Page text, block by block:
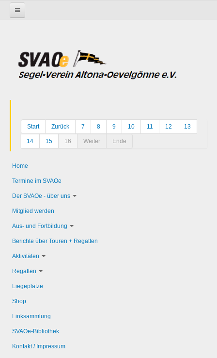
Start Zurück 7 8 9 10 11 12 13
14 15 16 Weiter Ende
Home
Termine im SVAOe
Der SVAOe - über uns
Mitglied werden
Aus- und Fortbildung
Berichte über Touren + Regatten
Aktivitäten
Regatten
Liegeplätze
Shop
Linksammlung
SVAOe-Bibliothek
Kontakt / Impressum